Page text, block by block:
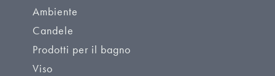
Ambiente
Candele
Prodotti per il bagno
Viso